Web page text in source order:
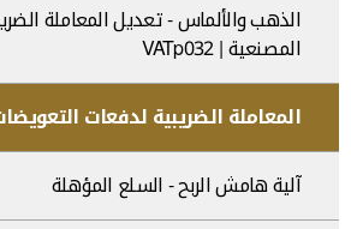
الذهب والألماس - تعديل المعاملة
المصنعية | VATp032
المعاملة الضريبية لدفعات
آلية هامش الربح - السلع المؤهلة